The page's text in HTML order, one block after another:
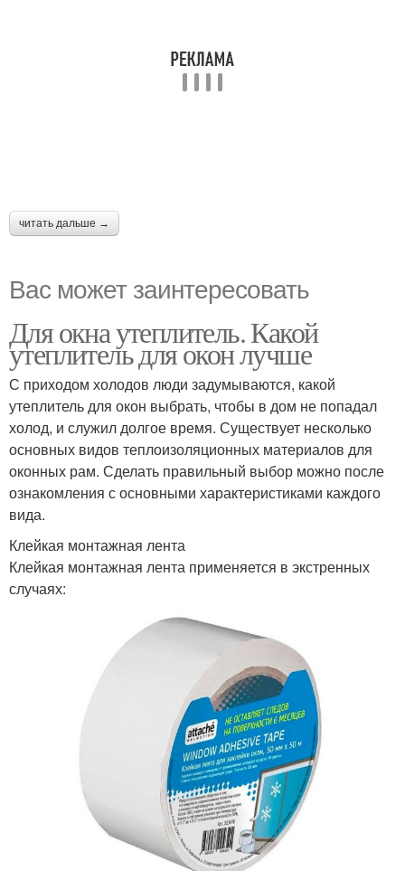
читать дальше →
Вас может заинтересовать
Для окна утеплитель. Какой
утеплитель для окон лучше
С приходом холодов люди задумываются, какой
утеплитель для окон выбрать, чтобы в дом не попадал
холод, и служил долгое время. Существует несколько
основных видов теплоизоляционных материалов для
оконных рам. Сделать правильный выбор можно после
ознакомления с основными характеристиками каждого
вида.
Клейкая монтажная лента
Клейкая монтажная лента применяется в экстренных
случаях: